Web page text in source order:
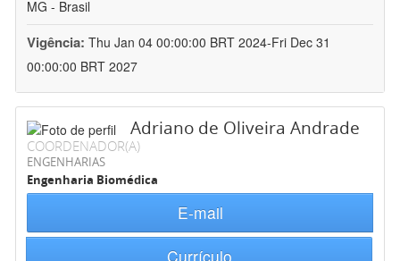
MG - Brasil
Vigência: Thu Jan 04 00:00:00 BRT 2024-Fri Dec 31
00:00:00 BRT 2027
Adriano de Oliveira Andrade
COORDENADOR(A)
ENGENHARIAS
Engenharia Biomédica
E-mail
Currículo